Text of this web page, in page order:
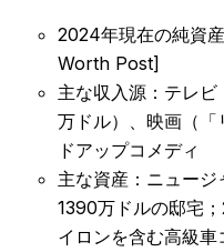
2024年現在の純資
Worth Post]
主な収入源：テレ
万ドル）、映画（
ドアップコメディ
主な資産：ニュー
1390万ドルの邸宅
イロンを含む高級車